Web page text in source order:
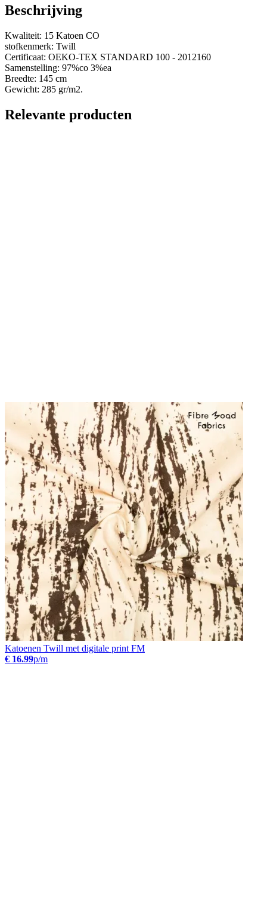
Beschrijving
Kwaliteit: 15 Katoen CO
stofkenmerk: Twill
Certificaat: OEKO-TEX STANDARD 100 - 2012160
Samenstelling: 97%co 3%ea
Breedte: 145 cm
Gewicht: 285 gr/m2.
Relevante producten
Katoenen Twill met digitale print FM
€ 16.99p/m